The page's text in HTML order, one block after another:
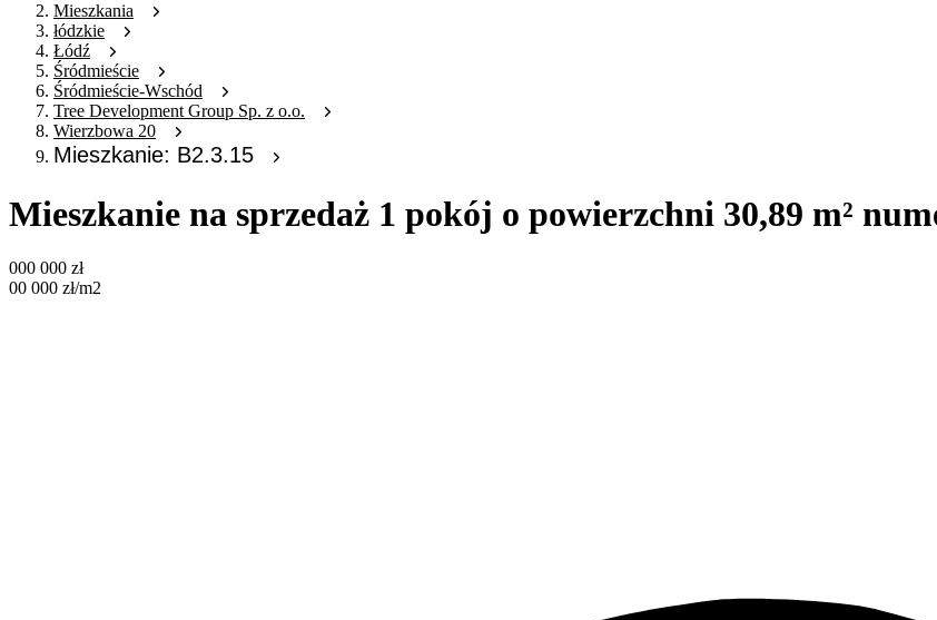
Mieszkania
łódzkie
Łódź
Śródmieście
Śródmieście-Wschód
Tree Development Group Sp. z o.o.
Wierzbowa 20
Mieszkanie: B2.3.15
Mieszkanie na sprzedaż 1 pokój o powierzchni 30,89 m²
000 000 zł
00 000 zł/m2